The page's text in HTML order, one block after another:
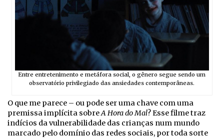
Entre entretenimento e metáfora social, o gênero segue sendo um
observatório privilegiado das ansiedades contemporâneas.
O que me parece – ou pode ser uma chave com uma
premissa implícita sobreA Hora do Mal? Esse filme traz
indícios da vulnerabilidade das crianças num mundo
marcado pelo domínio das redes sociais, por toda sorte